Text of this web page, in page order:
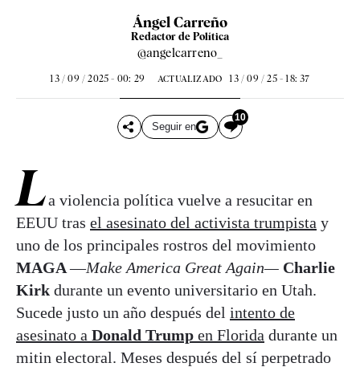
Ángel Carreño
Redactor de Política
@angelcarreno_
13 / 09 / 2025 - 00: 29 ACTUALIZADO 13 / 09 / 25 - 18: 37
Seguir en
10
La violencia política vuelve a resucitar en
EEUU tras el asesinato del activista trumpista y
uno de los principales rostros del movimiento
MAGA—Make America Great Again— Charlie
Kirk durante un evento universitario en Utah.
Sucede justo un año después del intento de
asesinato a Donald Trump en Florida durante un
mitin electoral. Meses después del sí perpetrado